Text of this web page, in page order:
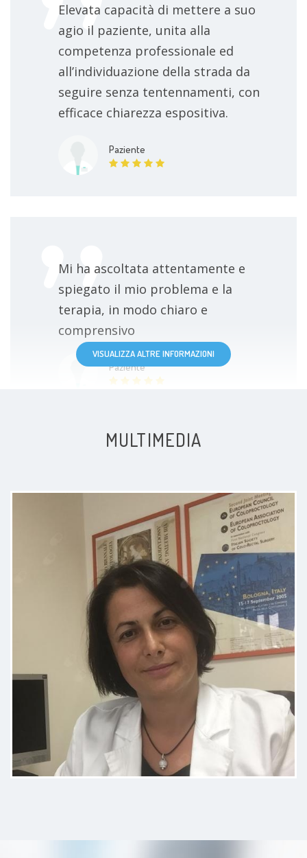
Elevata capacità di mettere a suo
agio il paziente, unita alla
competenza professionale ed
all’individuazione della strada da
seguire senza tentennamenti, con
efficace chiarezza espositiva.
Paziente
Mi ha ascoltata attentamente e
spiegato il mio problema e la
terapia, in modo chiaro e
comprensivo
Paziente
preparatissimo mi sono sentita
molto a mio agio e mi ha
tranquillizata mi rivede tra un
mese dopo che ho fatto la terapia.
Paziente
La dottoressa mi ha messo subito
a mio agio, é dotata di grande
empatia e capacità di ascolto.
VISUALIZZA ALTRE INFORMAZIONI
MULTIMEDIA